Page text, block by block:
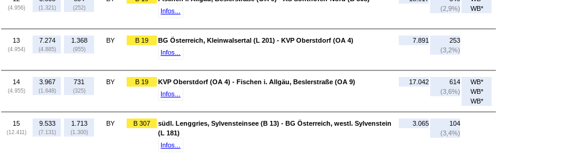
(4.956) (1.321) (252)
Infos...
(2,9%)
WB*
13
(4.954)
7.274
(4.885)
1.368
(955)
BY B 19
BG Österreich, Kleinwalsertal (L 201) - KVP Oberstdorf (OA 4)
Infos...
7.891
253
(3,2%)
14
(4.955)
3.967
(1.648)
731
(325)
BY B 19
KVP Oberstdorf (OA 4) - Fischen i. Allgäu, Beslerstraße (OA 9)
Infos...
17.042
614
(3,6%)
WB*
WB*
WB*
15
(12.411)
9.533
(7.131)
1.713
(1.300)
BY B 307
südl. Lenggries, Sylvensteinsee (B 13) - BG Österreich, westl. Sylvenstein
(L 181)
Infos...
3.065
104
(3,4%)